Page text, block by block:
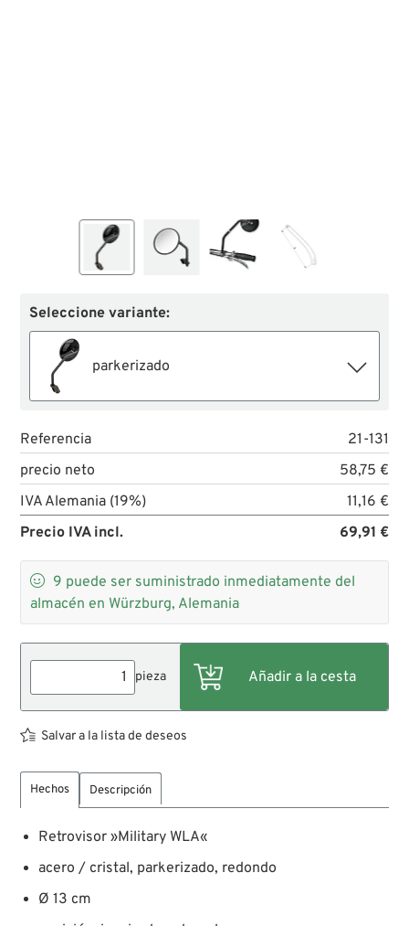
Seleccione variante:
parkerizado
Referencia
21-131
precio neto
58,75 €
IVA Alemania (19%)
11,16 €
Precio IVA incl.
69,91 €
 9 puede ser suministrado inmediatamente del
almacén en Würzburg, Alemania
pieza
Salvar a la lista de deseos
Hechos Descripción
Retrovisor »Military WLA«
acero / cristal, parkerizado, redondo
Ø 13 cm